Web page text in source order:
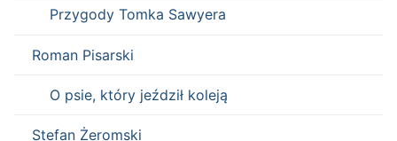
Przygody Tomka Sawyera
Roman Pisarski
O psie, który jeździł koleją
Stefan Żeromski